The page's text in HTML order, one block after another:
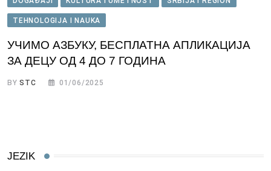
TEHNOLOGIJA I NAUKA
УЧИМО АЗБУКУ, БЕСПЛАТНА АПЛИКАЦИЈА
ЗА ДЕЦУ ОД 4 ДО 7 ГОДИНА
BYSTC 01/06/2025
JEZIK